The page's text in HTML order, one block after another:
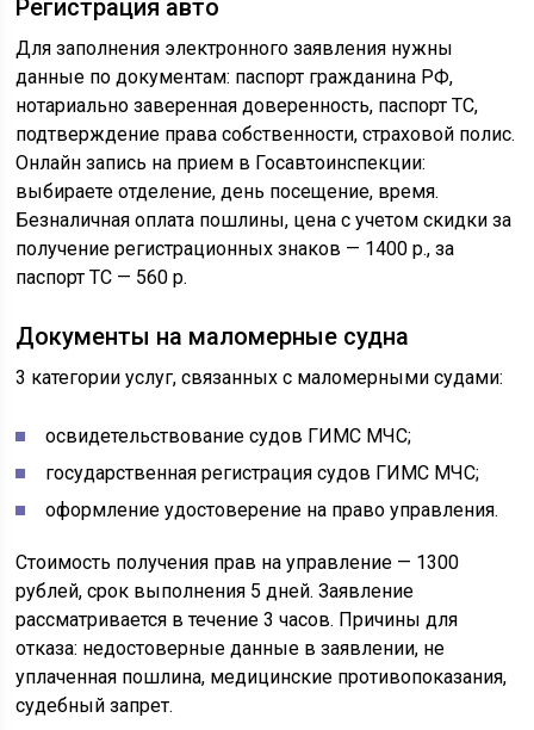
Регистрация авто
Для заполнения электронного заявления нужны
данные по документам: паспорт гражданина РФ,
нотариально заверенная доверенность, паспорт ТС,
подтверждение права собственности, страховой полис.
Онлайн запись на прием в Госавтоинспекции:
выбираете отделение, день посещение, время.
Безналичная оплата пошлины, цена с учетом скидки за
получение регистрационных знаков — 1400 р., за
паспорт ТС — 560 р.
Документы на маломерные судна
3 категории услуг, связанных с маломерными судами:
освидетельствование судов ГИМС МЧС;
государственная регистрация судов ГИМС МЧС;
оформление удостоверение на право управления.
Стоимость получения прав на управление — 1300
рублей, срок выполнения 5 дней. Заявление
рассматривается в течение 3 часов. Причины для
отказа: недостоверные данные в заявлении, не
уплаченная пошлина, медицинские противопоказания,
судебный запрет.